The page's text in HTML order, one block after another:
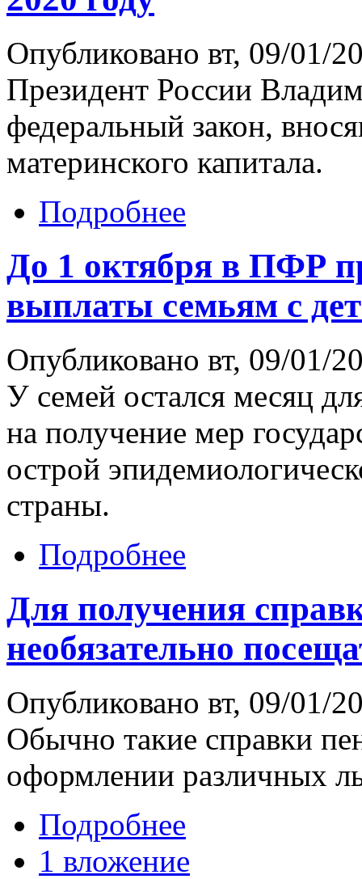
Опубликовано вт, 09/01/
Президент России
федеральный закон,
материнского капитала.
Подробнее
До 1 октября в ПФР
выплаты семьям с
Опубликовано вт, 09/01/
У семей остался месяц
на получение мер
острой
страны.
Подробнее
Для получения
необязательно
Опубликовано вт, 09/01/
Обычно такие справки
оформлении различных
Подробнее
1 вложение